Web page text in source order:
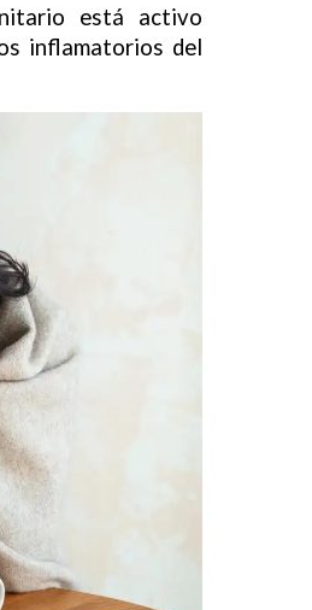
está activo
inflamatorios del